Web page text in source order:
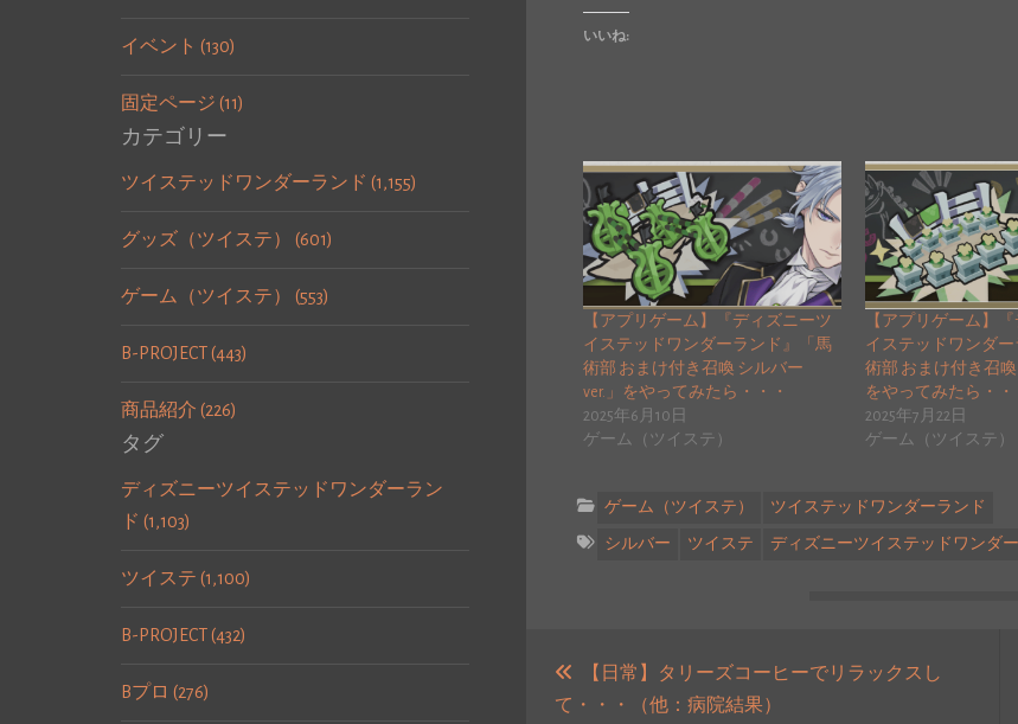
イベント (130)
固定ページ (11)
カテゴリー
ツイステッドワンダーランド (1,155)
グッズ（ツイステ） (601)
ゲーム（ツイステ） (553)
B-PROJECT (443)
商品紹介 (226)
タグ
ディズニーツイステッドワンダーラン
ド (1,103)
ツイステ (1,100)
B-PROJECT (432)
Bプロ (276)
いいね:
【アプリゲーム】『ディズニーツ
イステッドワンダーランド』「馬
術部 おまけ付き召喚 シルバー
ver.」をやってみたら・・・
2025年6月10日
ゲーム（ツイステ）
【アプリゲーム】
イステッドワンダ
術部 おまけ付き召喚
をやってみたら・・
2025年7月22日
ゲーム（ツイステ）
ゲーム（ツイステ） ツイステッドワンダーランド
シルバー ツイステ ディズニーツイステッドワンダ
【日常】タリーズコーヒーでリラックスし
て・・・（他：病院結果）